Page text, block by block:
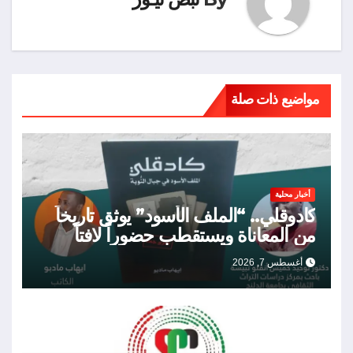
مواضيع ذات صلة
أخبار محلية
كادوقلي.. “الملف الأسود” يوثق تاريخاً
من المعاناة ويستقطب حضوراً لافتاً
أغسطس 7, 2026